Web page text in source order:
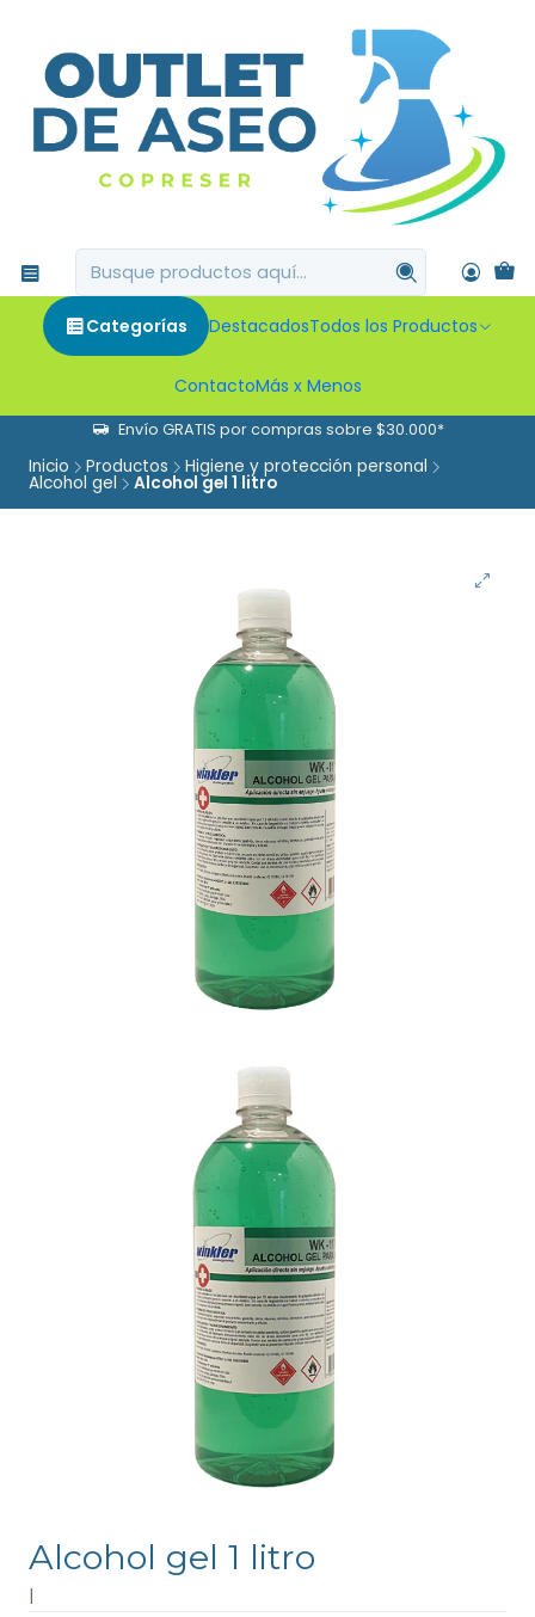
Categorías DestacadosTodos los Productos
ContactoMás x Menos
Envío GRATIS por compras sobre $30.000*
Inicio Productos Higiene y protección personal
Alcohol gel Alcohol gel 1 litro
Alcohol gel 1 litro
|